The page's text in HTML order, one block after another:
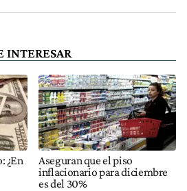
INTERESAR
¿En
Aseguran que el piso
inflacionario para diciembre
es del 30%